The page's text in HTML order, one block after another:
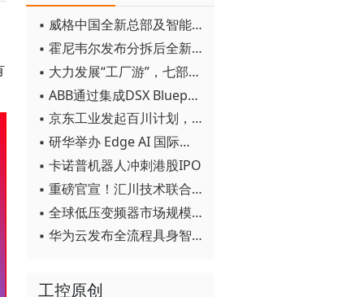
▪ 威格中国全新总部及智能工厂启用
▪ 霍尼韦尔发布分拆后全新品牌：霍尼韦尔科技与霍尼韦尔航空航天
▪ 大力发展“工厂游”，七部门联合发文！
▪ ABB通过集成DSX Blueprint AI基础设施，扩大与英伟达的合作
▪ 京东工业发起百川计划， 构建工业大模型新生态
▪ 研华举办 Edge AI 国际论坛
▪ 卡诺普机器人冲刺港股IPO
▪ 重磅官宣！汇川技术联合发起 D12 联盟，开创产教融合新范式
▪ 全球低压变频器市场规模2030年将超170亿美元
▪ 华为云发布全流程具身智能开发平台CloudRobo
工控原创